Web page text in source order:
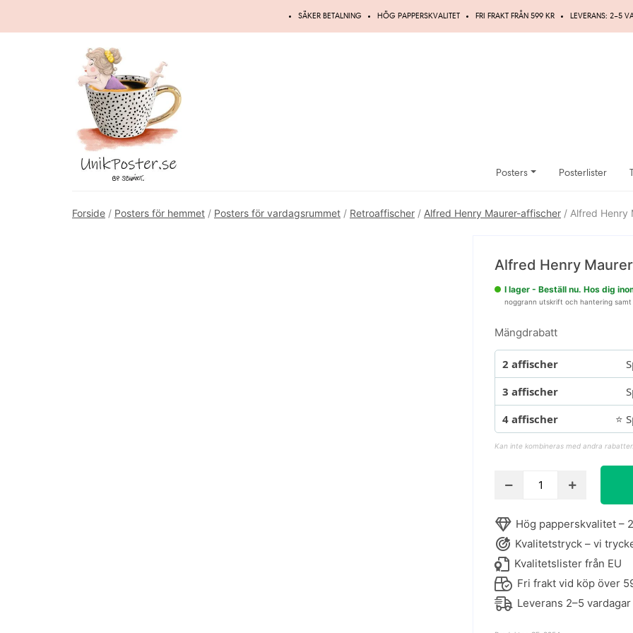
SÄKER BETALNING HÖG PAPPERSKVALITET FRI FRAKT FRÅN 599 KR LEVERANS: 2–5
Posters Posterlister
Forside / Posters för hemmet / Posters för vardagsrummet / Retroaffischer / Alfred Henry Maurer-affischer / Alfred Henry
Alfred Henry
I lager - Beställ nu. Hos dig
noggrann utskrift och hantering samt
Mängdrabatt
2 affischer
3 affischer
4 affischer
⭐
Kan inte kombineras med andra
Alfred
-
Still
Life
affisch
Hög papperskvalitet –
Kvalitetstryck – vi
Kvalitetslister från EU
Fri frakt vid köp över
Leverans 2–5 vardagar